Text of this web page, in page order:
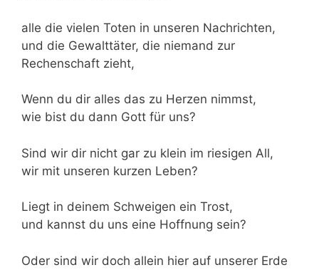
alle die vielen Toten in unseren Nachrichten,
und die Gewalttäter, die niemand zur
Rechenschaft zieht,
Wenn du dir alles das zu Herzen nimmst,
wie bist du dann Gott für uns?
Sind wir dir nicht gar zu klein im riesigen All,
wir mit unseren kurzen Leben?
Liegt in deinem Schweigen ein Trost,
und kannst du uns eine Hoffnung sein?
Oder sind wir doch allein hier auf unserer Erde